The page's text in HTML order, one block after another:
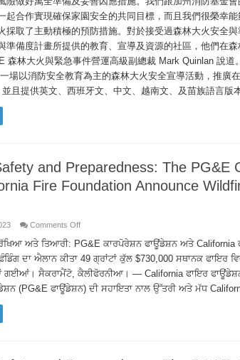
起合作實現確保家園安全的共同目標，而且我們很榮幸
採取了主動積極的預防措施。對於接受過森林大火安全
準備度計畫所提供的教育、宣導及資源的社區，他們在
森林大火與緊急事件營運高級副總裁 Mark Quinlan 說
場以消防安全教育為主的森林大火安全宣導活動，推廣
並且提供英文、西班牙文、中文、越南文、及苗族語言版
and Preparedness: The PG&E
Fire Foundation Announce
Comments Offon
Safety
and
Preparedness:
The
PG&E
Corporation
Foundation
ਅਤੇ ਤਿਆਰੀ: PG&E ਕਾਰਪੋਰੇਸ਼ਨ ਫਾਊਂਡੇਸ਼ਨ ਅਤੇ California
ਦਾ ਐਲਾਨ ਕੀਤਾ 49 ਗ੍ਰਾਂਟਾਂ ਕੁੱਲ $730,000 ਸਥਾਨਕ ਫਾਇਰ
ਗਈਆਂ। ਸੈਕਰਾਮੈਂਟੋ, ਕੈਲੀਫੋਰਨੀਆ। — California ਫਾਇਰ
(PG&E ਫਾਊਂਡੇਸ਼ਨ) ਦੀ ਸਹਾਇਤਾ ਨਾਲ ਉੱਤਰੀ ਅਤੇ ਮੱਧ